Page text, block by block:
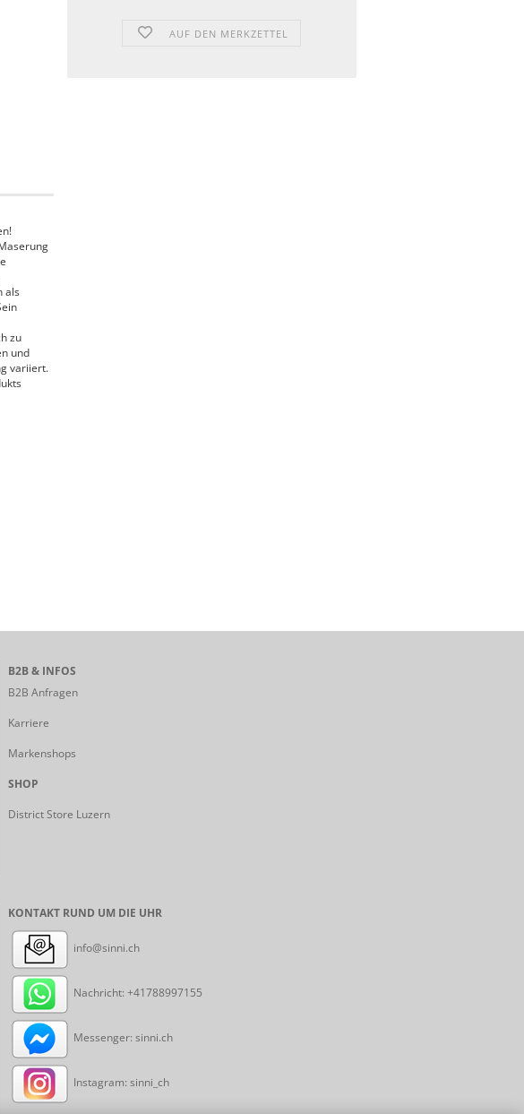
AUF DEN MERKZETTEL
als
zu
und
variiert.
B2B & INFOS
B2B Anfragen
Karriere
Markenshops
SHOP
District Store Luzern
KONTAKT RUND UM DIE UHR
info@sinni.ch
Nachricht: +41788997155
Messenger: sinni.ch
Instagram: sinni_ch